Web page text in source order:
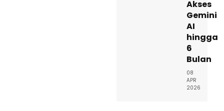
Akses
Gemini
AI
hingga
6
Bulan
08
APR
2026